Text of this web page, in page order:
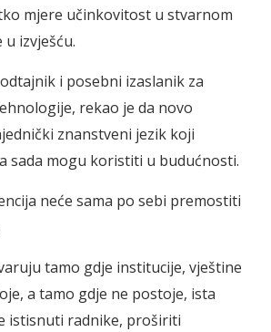
mjere učinkovitost u stvarnom
u izvješću.
i posebni izaslanik za
rekao je da novo
znanstveni jezik koji
sada mogu koristiti u budućnosti.
neće sama po sebi premostiti
tamo gdje institucije, vještine
a tamo gdje ne postoje, ista
istisnuti radnike, proširiti